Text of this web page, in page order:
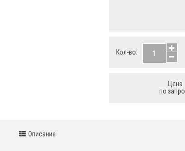
Кол-во:
Цена
по
Описание